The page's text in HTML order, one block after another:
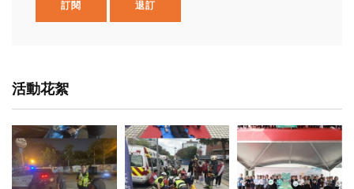
訂閱 退訂
活動花絮